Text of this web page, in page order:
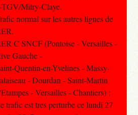
TGV/Mitry-Claye.
normal sur les autres lignes de
C SNCF (Pontoise - Versailles -
Gauche -
Quentin-en-Yvelines - Massy-
- Dourdan - Saint-Martin
- Versailles - Chantiers) :
trafic est tres perturbe ce lundi 27